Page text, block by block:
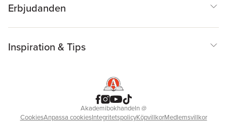
Erbjudanden
Inspiration & Tips
Akademibokhandeln@
CookiesAnpassa cookiesIntegritetspolicyKöpvillkorMedlemsvillkor